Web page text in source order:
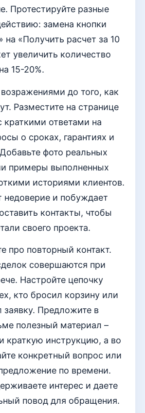
Протестируйте разные
замена кнопки
на «Получить расчет за 10
увеличить количество
15-20%.
возражениями до того, как
Разместите на странице
краткими ответами на
о сроках, гарантиях и
фото реальных
примеры выполненных
историями клиентов.
недоверие и побуждает
контакты, чтобы
своего проекта.
про повторный контакт.
совершаются при
Настройте цепочку
кто бросил корзину или
заявку. Предложите в
полезный материал –
краткую инструкцию, а во
конкретный вопрос или
по времени.
интерес и даете
повод для обращения.